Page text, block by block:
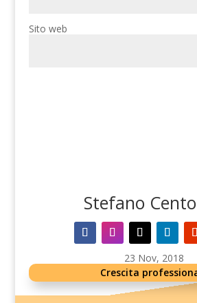
Sito web
Stefano
23 Nov, 2018
Crescita